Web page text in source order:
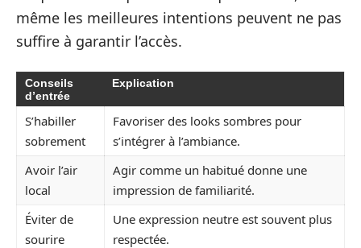
même les meilleures intentions peuvent ne pas
suffire à garantir l’accès.
Conseils
d’entrée
Explication
S’habiller
sobrement
Favoriser des looks sombres pour
s’intégrer à l’ambiance.
Avoir l’air
local
Agir comme un habitué donne une
impression de familiarité.
Éviter de
sourire
Une expression neutre est souvent plus
respectée.